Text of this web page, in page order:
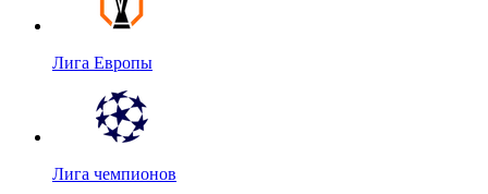
Лига Европы
Лига чемпионов